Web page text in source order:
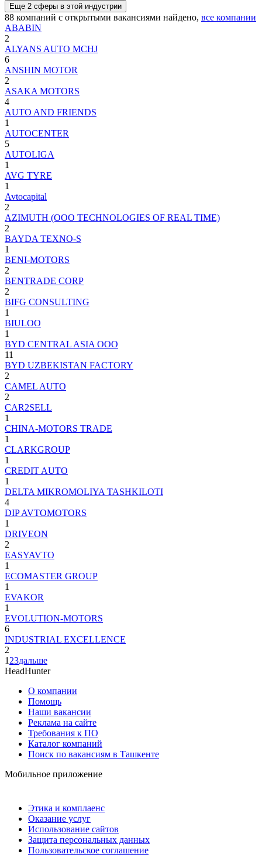
Еще 2 сферы в этой индустрии
88 компаний с открытыми вакансиями найдено, все компании
ABABIN
2
ALYANS AUTO MCHJ
6
ANSHIN MOTOR
2
ASAKA MOTORS
4
AUTO AND FRIENDS
1
AUTOCENTER
5
AUTOLIGA
1
AVG TYRE
1
Avtocapital
2
AZIMUTH (ООО TECHNOLOGIES OF REAL TIME)
2
BAYDA TEXNO-S
1
BENI-MOTORS
2
BENTRADE CORP
2
BIFG CONSULTING
1
BIULOO
1
BYD CENTRAL ASIA OOO
11
BYD UZBEKISTAN FACTORY
2
CAMEL AUTO
2
CAR2SELL
1
CHINA-MOTORS TRADE
1
CLARKGROUP
1
CREDIT AUTO
1
DELTA MIKROMOLIYA TASHKILOTI
4
DIP AVTOMOTORS
1
DRIVEON
2
EASYAVTO
1
ECOMASTER GROUP
1
EVAKOR
1
EVOLUTION-MOTORS
6
INDUSTRIAL EXCELLENCE
2
1 23дальше
HeadHunter
О компании
Помощь
Наши вакансии
Реклама на сайте
Требования к ПО
Каталог компаний
Поиск по вакансиям в Ташкенте
Мобильное приложение
Этика и комплаенс
Оказание услуг
Использование сайтов
Защита персональных данных
Пользовательское соглашение